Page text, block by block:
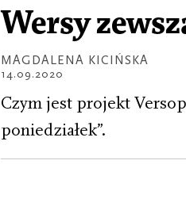
Wersy
MAGDALENA KICIŃSKA
14.09.2020
Czym jest projekt
poniedziałek”.